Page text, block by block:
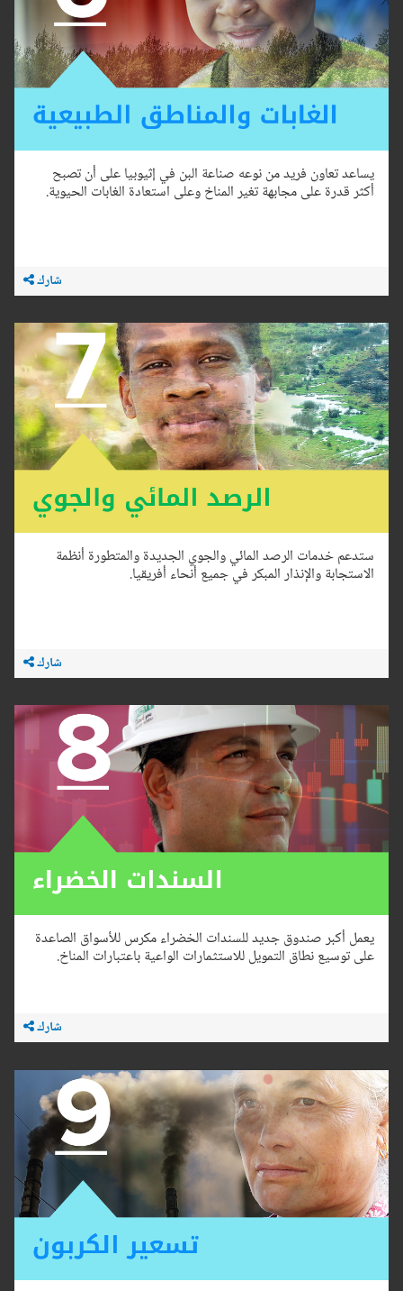
يساعد تعاون فريد من نوعه صناعة البن في إثيوبيا على أن تصبح
أكثر قدرة على مجابهة تغير المناخ وعلى استعادة الغابات الحيوية.
شارك
ستدعم خدمات الرصد المائي والجوي الجديدة والمتطورة أنظمة
الاستجابة والإنذار المبكر في جميع أنحاء أفريقيا.
شارك
يعمل أكبر صندوق جديد للسندات الخضراء مكرس للأسواق الصاعدة
على توسيع نطاق التمويل للاستثمارات الواعية باعتبارات المناخ.
شارك